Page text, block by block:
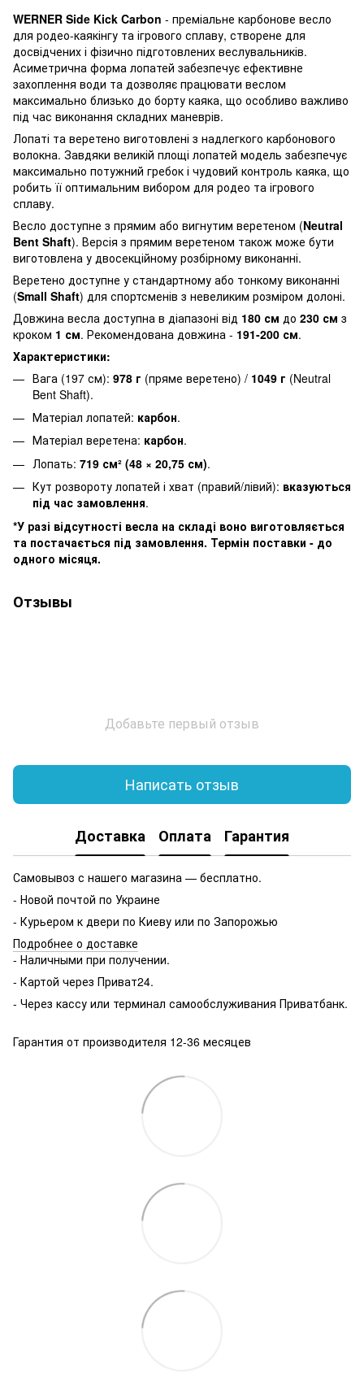
WERNER Side Kick Carbon - преміальне карбонове весло
для родео-каякінгу та ігрового сплаву, створене для
досвідчених і фізично підготовлених веслувальників.
Асиметрична форма лопатей забезпечує ефективне
захоплення води та дозволяє працювати веслом
максимально близько до борту каяка, що особливо важливо
під час виконання складних маневрів.
Лопаті та веретено виготовлені з надлегкого карбонового
волокна. Завдяки великій площі лопатей модель забезпечує
максимально потужний гребок і чудовий контроль каяка, що
робить її оптимальним вибором для родео та ігрового
сплаву.
Весло доступне з прямим або вигнутим веретеном (Neutral
Bent Shaft). Версія з прямим веретеном також може бути
виготовлена у двосекційному розбірному виконанні.
Веретено доступне у стандартному або тонкому виконанні
(Small Shaft) для спортсменів з невеликим розміром долоні.
Довжина весла доступна в діапазоні від 180 см до 230 см з
кроком 1 см. Рекомендована довжина - 191-200 см.
Характеристики:
Вага (197 см): 978 г (пряме веретено) / 1049 г (Neutral
Bent Shaft).
Матеріал лопатей: карбон.
Матеріал веретена: карбон.
Лопать: 719 см² (48 × 20,75 см).
Кут розвороту лопатей і хват (правий/лівий): вказуються
під час замовлення.
*У разі відсутності весла на складі воно виготовляється
та постачається під замовлення. Термін поставки - до
одного місяця.
Отзывы
Добавьте первый отзыв
Написать отзыв
Доставка Оплата Гарантия
Самовывоз с нашего магазина — бесплатно.
- Новой почтой по Украине
- Курьером к двери по Киеву или по Запорожью
Подробнее о доставке
- Наличными при получении.
- Картой через Приват24.
- Через кассу или терминал самообслуживания Приватбанк.
Гарантия от производителя 12-36 месяцев